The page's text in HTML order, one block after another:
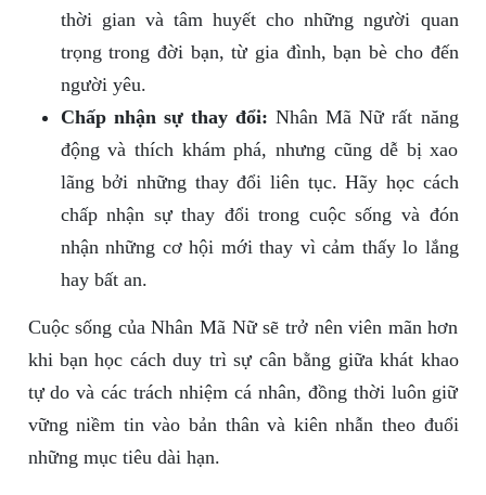
thời gian và tâm huyết cho những người quan
trọng trong đời bạn, từ gia đình, bạn bè cho đến
người yêu.
Chấp nhận sự thay đổi: Nhân Mã Nữ rất năng
động và thích khám phá, nhưng cũng dễ bị xao
lãng bởi những thay đổi liên tục. Hãy học cách
chấp nhận sự thay đổi trong cuộc sống và đón
nhận những cơ hội mới thay vì cảm thấy lo lắng
hay bất an.
Cuộc sống của Nhân Mã Nữ sẽ trở nên viên mãn hơn
khi bạn học cách duy trì sự cân bằng giữa khát khao
tự do và các trách nhiệm cá nhân, đồng thời luôn giữ
vững niềm tin vào bản thân và kiên nhẫn theo đuổi
những mục tiêu dài hạn.